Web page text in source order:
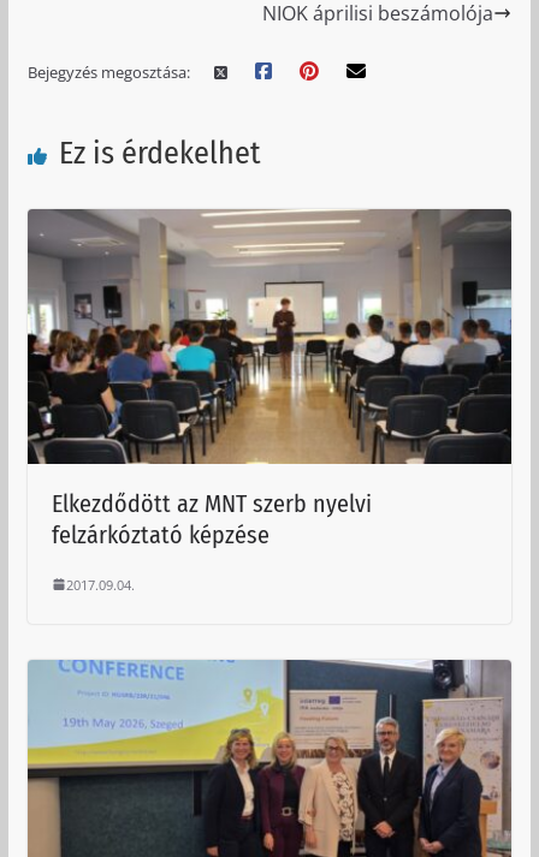
NIOK áprilisi beszámolója
Bejegyzés megosztása:
Ez is érdekelhet
Elkezdődött az MNT szerb nyelvi
felzárkóztató képzése
2017.09.04.